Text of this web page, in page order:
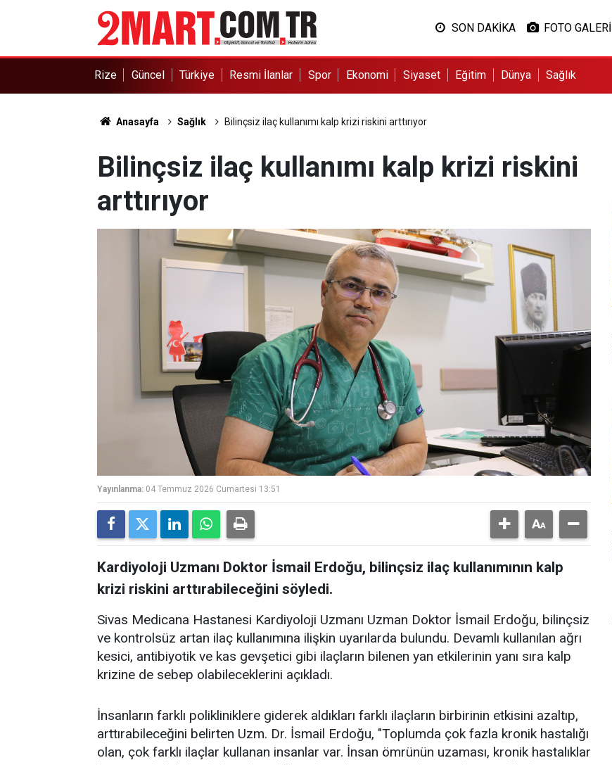
SON DAKİKA FOTO GALERİ
Rize Güncel Türkiye Resmi İlanlar Spor Ekonomi Siyaset Eğitim Dünya Sağlık
Anasayfa Sağlık Bilinçsiz ilaç kullanımı kalp krizi riskini arttırıyor
Bilinçsiz ilaç kullanımı kalp krizi riskini
arttırıyor
Yayınlanma: 04 Temmuz 2026 Cumartesi 13:51
Kardiyoloji Uzmanı Doktor İsmail Erdoğu, bilinçsiz ilaç kullanımının kalp
krizi riskini arttırabileceğini söyledi.
Sivas Medicana Hastanesi Kardiyoloji Uzmanı Uzman Doktor İsmail Erdoğu, bilinçsiz
ve kontrolsüz artan ilaç kullanımına ilişkin uyarılarda bulundu. Devamlı kullanılan ağrı
kesici, antibiyotik ve kas gevşetici gibi ilaçların bilenen yan etkilerinin yanı sıra kalp
krizine de sebep olabileceklerini açıkladı.
İnsanların farklı polikliniklere giderek aldıkları farklı ilaçların birbirinin etkisini azaltıp,
arttırabileceğini belirten Uzm. Dr. İsmail Erdoğu, "Toplumda çok fazla kronik hastalığı
olan, çok farklı ilaçlar kullanan insanlar var. İnsan ömrünün uzaması, kronik hastalıklar